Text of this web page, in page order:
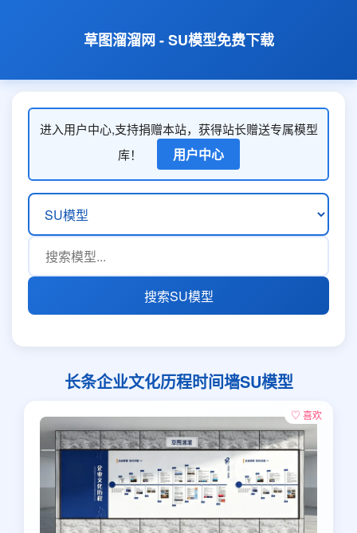
草图溜溜网 - SU模型免费下载
进入用户中心,支持捐赠本站，获得站长赠送专属模型
库！
用户中心
搜索SU模型
长条企业文化历程时间墙SU模型
♡ 喜欢